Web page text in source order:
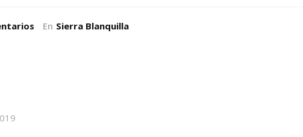
En Sierra Blanquilla